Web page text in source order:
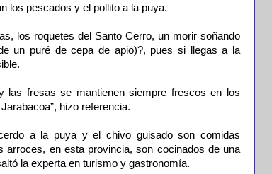
los pescados y el pollito a la puya.
los roquetes del Santo Cerro, un morir soñando
un puré de cepa de apio)?, pues si llegas a la
las fresas se mantienen siempre frescos en los
hizo referencia.
a la puya y el chivo guisado son comidas
arroces, en esta provincia, son cocinados de una
la experta en turismo y gastronomía.